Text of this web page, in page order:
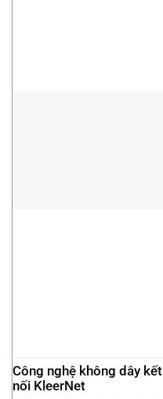
Công nghệ không dây kết
nối KleerNet